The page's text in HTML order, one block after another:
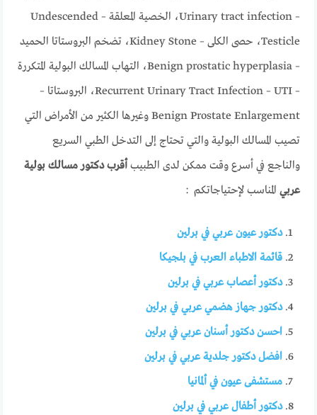
– Urinary tract infection، الخصية المعلقة – Undescended
Testicle، حصى الكلى – Kidney Stone، تضخم البروستاتا الحميد
– Benign prostatic hyperplasia، التهاب المسالك البولية المتكررة
– Recurrent Urinary Tract Infection – UTI، البروستاتا –
Benign Prostate Enlargement وغيرها الكثير من الأمراض التي
تصيب المسالك البولية والتي تحتاج إلى التدخل الطبي السريع
والناجع في أسرع وقت ممكن لدى الطبيبأقرب دكتور مسالك بولية
عربي المناسب لإحتياجاتكم :
دكتور عيون عربي في برلين
قائمة الاطباء العرب في بلجيكا
دكتور أعصاب عربي في برلين
دكتور جهاز هضمي عربي في برلين
احسن دكتور أسنان عربي في برلين
افضل دكتور جلدية عربي في برلين
مستشفى عيون في ألمانيا
دكتور أطفال عربي في برلين